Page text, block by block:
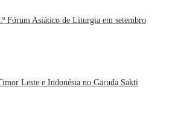
Fórum Asiático de Liturgia em setembro
Leste e Indonésia no Garuda Sakti